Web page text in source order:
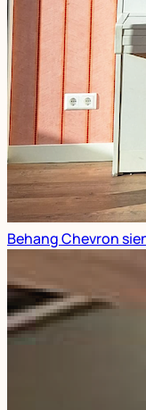
Behang Chevron